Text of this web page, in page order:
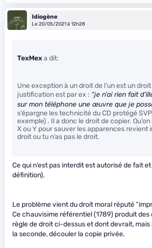
Idiogène
Le 20/05/2021 à 12h28
TexMexa dit:
Une exception à un droit de l’un est un droit
justification est par ex : “je n’ai rien fait
sur mon téléphone une œuvre que je
s’épargne les technicité du CD protégé
exemple) . Il a donc le droit de copier.
X ou Y pour sauver les apparences revient
droit ou tu n’as pas le droit.
Ce qui n’est pas interdit est autorisé de fait
définition).
Le problème vient du droit moral réputé
Ce chauvisime référentiel (1789) produit des
règle de droit ci-dessus et dont devrait, mais
la seconde, découler la copie privée.